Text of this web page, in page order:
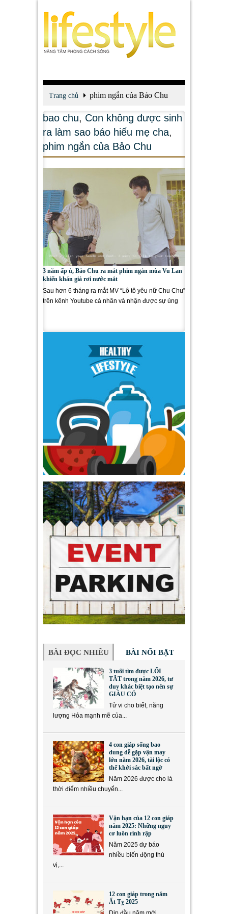
Trang chủ phim ngắn của Bảo Chu
bao chu, Con không được sinh
ra làm sao báo hiếu mẹ cha,
phim ngắn của Bảo Chu
3 năm ấp ủ, Bảo Chu ra mắt phim ngắn mùa Vu Lan
khiến khán giả rơi nước mắt
Sau hơn 6 tháng ra mắt MV “Lô tô yêu nữ Chu Chu”
trên kênh Youtube cá nhân và nhận được sự ủng
BÀI ĐỌC NHIỀU BÀI NỔI BẬT
3 tuổi tìm được LỐI
TẮT trong năm 2026, tư
duy khác biệt tạo nên sự
GIÀU CÓ
Tử vi cho biết, năng
lượng Hỏa mạnh mẽ của...
4 con giáp sống bao
dung dễ gặp vận may
lớn năm 2026, tài lộc có
thể khởi sắc bất ngờ
Năm 2026 được cho là
thời điểm nhiều chuyển...
Vận hạn của 12 con giáp
năm 2025: Những nguy
cơ luôn rình rập
Năm 2025 dự báo
nhiều biến động thú
vị,...
12 con giáp trong năm
Ất Tỵ 2025